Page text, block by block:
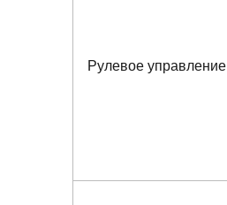
Рулевое управление